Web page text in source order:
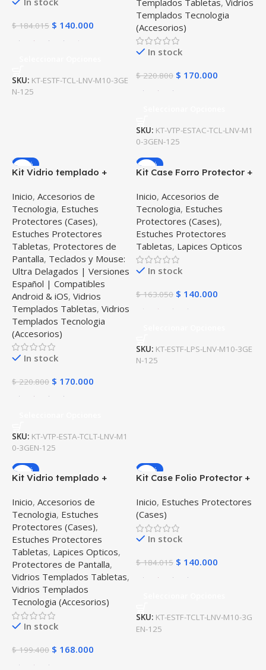
$184.015 $ 140.000
SKU: KT-ESTF-TCL-LNV-M10-3GE
N-125
Templados Tecnologia
(Accesorios)
In stock
$220.800 $ 170.000
SKU: KT-VTP-ESTAC-TCL-LNV-M1
0-3GEN-125
-23%
Kit Vidrio templado +
Touchpad Bluetooth
Tablet Lenovo Tab M10
Plus 3era Gen 10.6 2022
TB-125FU
Inicio, Accesorios de
Tecnologia, Estuches
Protectores (Cases),
Estuches Protectores
Tabletas, Protectores de
Pantalla, Teclados y Mouse:
Ultra Delagados | Versiones
Español | Compatibles
Android & iOS, Vidrios
Templados Tabletas, Vidrios
Templados Tecnologia
(Accesorios)
In stock
$220.800 $ 170.000
SKU: KT-VTP-ESTA-TCLT-LNV-M1
0-3GEN-125
-14%
Kit Case Forro Protector +
Stylus Pen para Tablet
Lenovo Tab M10 Plus 3era
Gen 10.6 2022 TB-125FU /
TB-128F
Inicio, Accesorios de
Tecnologia, Estuches
Protectores (Cases),
Estuches Protectores
Tabletas, Lapices Opticos
In stock
$163.050 $ 140.000
SKU: KT-ESTF-LPS-LNV-M10-3GE
N-125
-16%
Kit Vidrio templado +
Digital Tablet Lenovo Tab
M10 Plus 3era Gen 10.6
2022 TB-125FU / TB-128F
Inicio, Accesorios de
Tecnologia, Estuches
Protectores (Cases),
Estuches Protectores
Tabletas, Lapices Opticos,
Protectores de Pantalla,
Vidrios Templados Tabletas,
Vidrios Templados
Tecnologia (Accesorios)
In stock
$199.400 $ 168.000
-24%
Kit Case Folio Protector +
Bluetooth para Tablet
Lenovo Tab M10 Plus 3era
Gen 10.6 2022 TB-125FU
Inicio, Estuches Protectores
(Cases)
In stock
$184.015 $ 140.000
SKU: KT-ESTF-TCLT-LNV-M10-3G
EN-125